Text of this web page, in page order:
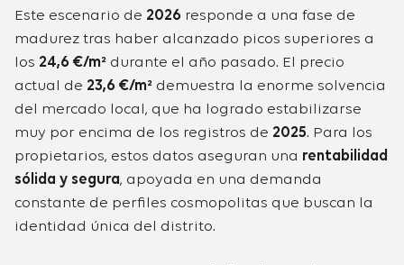
Este escenario de 2026 responde a una fase de
madurez tras haber alcanzado picos superiores a
los 24,6 €/m² durante el año pasado. El precio
actual de 23,6 €/m² demuestra la enorme solvencia
del mercado local, que ha logrado estabilizarse
muy por encima de los registros de 2025. Para los
propietarios, estos datos aseguran una rentabilidad
sólida y segura, apoyada en una demanda
constante de perfiles cosmopolitas que buscan la
identidad única del distrito.